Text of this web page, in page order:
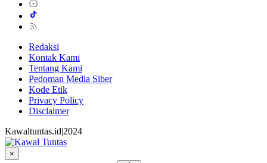
Redaksi
Kontak Kami
Tentang Kami
Pedoman Media Siber
Kode Etik
Privacy Policy
Disclaimer
Kawaltuntas.id|2024
×